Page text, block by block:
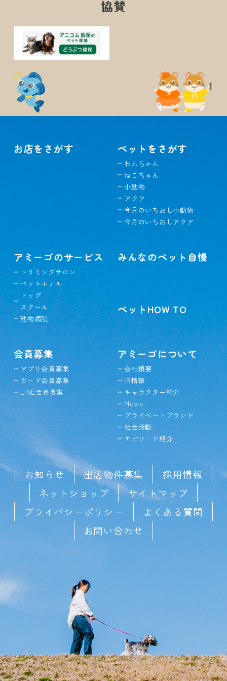
協賛
お店をさがす ペットをさがす
わんちゃん
ねこちゃん
小動物
アクア
今月のいちおし小動物
今月のいちおしアクア
アミーゴのサービス
トリミングサロン
ペットホテル
ドッグ
スクール
動物病院
みんなのペット自慢
ペットHOW TO
会員募集
アプリ会員募集
カード会員募集
LINE会員募集
アミーゴについて
会社概要
IR情報
キャラクター紹介
Movie
プライベートブランド
社会活動
エピソード紹介
お知らせ 出店物件募集
採用情報
ネットショップ
サイトマップ
プライバシーポリシー
よくある質問
お問い合わせ